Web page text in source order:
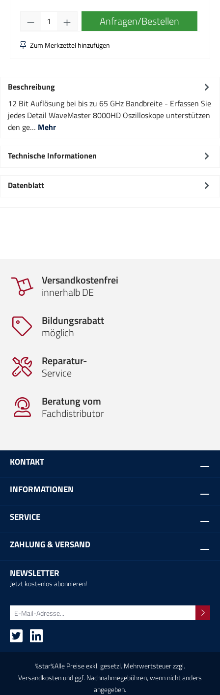
Produkt Anzahl: Gib den gewünschten
Anfragen/Bestellen
Zum Merkzettel hinzufügen
Beschreibung
12 Bit Auflösung bei bis zu 65 GHz Bandbreite - Erfassen Sie
jedes Detail WaveMaster 8000HD Oszilloskope unterstützen
den ge… Mehr
Technische Informationen
Datenblatt
Versandkostenfrei
innerhalb DE
Bildungsrabatt
möglich
Reparatur-
Service
Beratung vom
Fachdistributor
KONTAKT
INFORMATIONEN
SERVICE
ZAHLUNG & VERSAND
NEWSLETTER
Jetzt kostenlos abonnieren!
%star%Alle Preise exkl. gesetzl. Mehrwertsteuer zzgl.
Versandkostenund ggf. Nachnahmegebühren, wenn nicht anders
angegeben.